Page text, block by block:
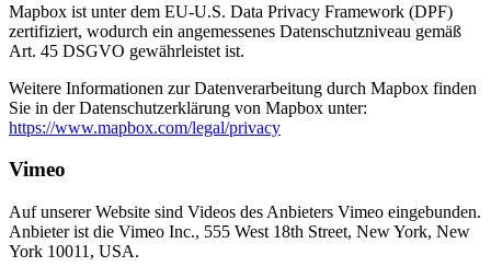
Mapbox ist unter dem EU-U.S. Data Privacy Framework (DPF)
zertifiziert, wodurch ein angemessenes Datenschutzniveau gemäß
Art. 45 DSGVO gewährleistet ist.
Weitere Informationen zur Datenverarbeitung durch Mapbox finden
Sie in der Datenschutzerklärung von Mapbox unter:
https://www.mapbox.com/legal/privacy
Vimeo
Auf unserer Website sind Videos des Anbieters Vimeo eingebunden.
Anbieter ist die Vimeo Inc., 555 West 18th Street, New York, New
York 10011, USA.